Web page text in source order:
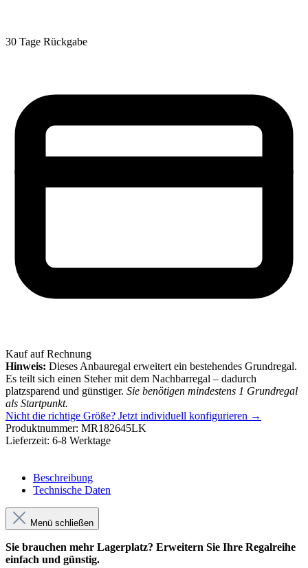
30 Tage Rückgabe
Kauf auf Rechnung
Hinweis: Dieses Anbauregal erweitert ein bestehendes Grundregal.
Es teilt sich einen Steher mit dem Nachbarregal – dadurch
platzsparend und günstiger. Sie benötigen mindestens 1 Grundregal
als Startpunkt.
Nicht die richtige Größe? Jetzt individuell konfigurieren →
Produktnummer: MR182645LK
Lieferzeit: 6-8 Werktage
Beschreibung
Technische Daten
Menü schließen
Sie brauchen mehr Lagerplatz? Erweitern Sie Ihre Regalreihe
einfach und günstig.